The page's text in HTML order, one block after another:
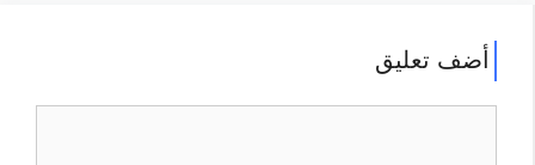
أضف تعليق